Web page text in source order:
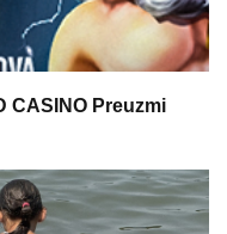
CASINO Preuzmi